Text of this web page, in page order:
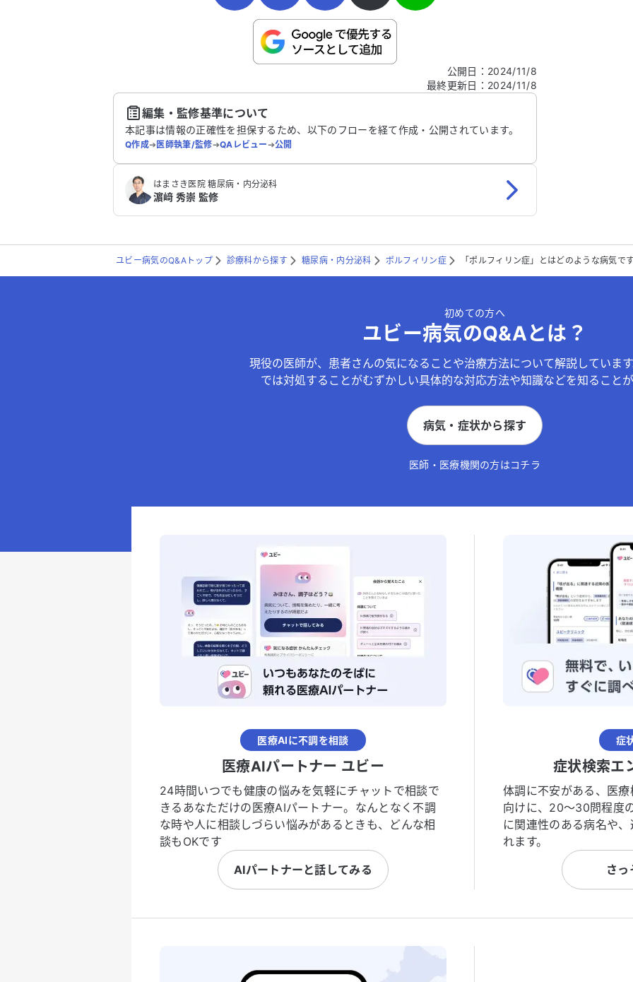
こちらは送信専用のフォームです。氏名やご自身の病気の詳細などの個人情報は入れないでくだ
公開日 ： 2024/11/8
最終更新日 ： 2024/11/8
編集・監修基準について
本記事は情報の正確性を担保するため、以下のフローを経て作成・公開されています。
Q作成➔医師執筆/監修➔QAレビュー➔公開
はまさき医院 糖尿病・内分泌科
濵﨑 秀崇 監修
ユビー病気のQ&Aトップ 診療科から探す 糖尿病・内分泌科 ポルフィリン症 「ポルフィリン症」とはどのような病気で
初めての方へ
ユビー病気のQ&Aとは？
現役の医師が、患者さんの気になることや治療方法について解説していま
では対処することがむずかしい具体的な対応方法や知識などを知ること
病気・症状から探す
医師・医療機関の方はコチラ
医療AIに不調を相談
医療AIパートナー ユビー
24時間いつでも健康の悩みを気軽にチャットで相談で
きるあなただけの医療AIパートナー。なんとなく不調
な時や人に相談しづらい悩みがあるときも、どんな相
談もOKです
AIパートナーと話してみる
症
症状検索エ
体調に不安がある、医
向けに、20〜30問程度
に関連性のある病名や
れます。
さっ